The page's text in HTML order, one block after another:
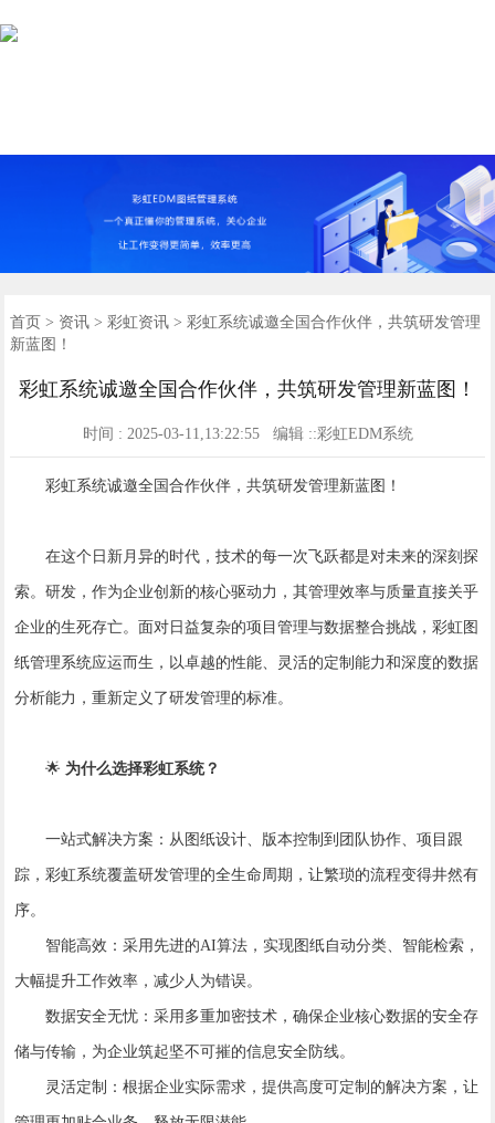
首页 > 资讯> 彩虹资讯> 彩虹系统诚邀全国合作伙伴，共筑研发管理
新蓝图！
彩虹系统诚邀全国合作伙伴，共筑研发管理新蓝图！
时间 : 2025-03-11,13:22:55 编辑 ::彩虹EDM系统
彩虹系统诚邀全国合作伙伴，共筑研发管理新蓝图！
在这个日新月异的时代，技术的每一次飞跃都是对未来的深刻探
索。研发，作为企业创新的核心驱动力，其管理效率与质量直接关乎
企业的生死存亡。面对日益复杂的项目管理与数据整合挑战，彩虹图
纸管理系统应运而生，以卓越的性能、灵活的定制能力和深度的数据
分析能力，重新定义了研发管理的标准。
🌟 为什么选择彩虹系统？
一站式解决方案：从图纸设计、版本控制到团队协作、项目跟
踪，彩虹系统覆盖研发管理的全生命周期，让繁琐的流程变得井然有
序。
智能高效：采用先进的AI算法，实现图纸自动分类、智能检索，
大幅提升工作效率，减少人为错误。
数据安全无忧：采用多重加密技术，确保企业核心数据的安全存
储与传输，为企业筑起坚不可摧的信息安全防线。
灵活定制：根据企业实际需求，提供高度可定制的解决方案，让